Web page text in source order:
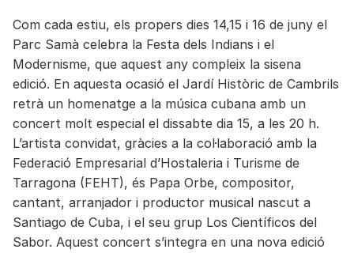
Com cada estiu, els propers dies 14,15 i 16 de juny el
Parc Samà celebra la Festa dels Indians i el
Modernisme, que aquest any compleix la sisena
edició. En aquesta ocasió el Jardí Històric de Cambrils
retrà un homenatge a la música cubana amb un
concert molt especial el dissabte dia 15, a les 20 h.
L’artista convidat, gràcies a la col·laboració amb la
Federació Empresarial d’Hostaleria i Turisme de
Tarragona (FEHT), és Papa Orbe, compositor,
cantant, arranjador i productor musical nascut a
Santiago de Cuba, i el seu grup Los Científicos del
Sabor. Aquest concert s’integra en una nova edició